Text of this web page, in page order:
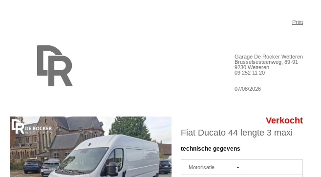
Print
Garage De Rocker Wetteren
Brusselsesteenweg, 89-91
9230 Wetteren
09 252 11 20
07/08/2026
Verkocht
Fiat Ducato 44 lengte 3 maxi
technische gegevens
Motorisatie -